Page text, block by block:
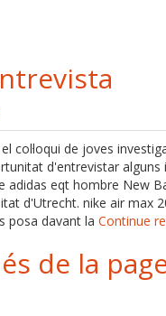
col·loqui de joves
d'entrevistar
adidas eqt hombre New
d'Utrecht. nike air max
posa davant la Continue
de la